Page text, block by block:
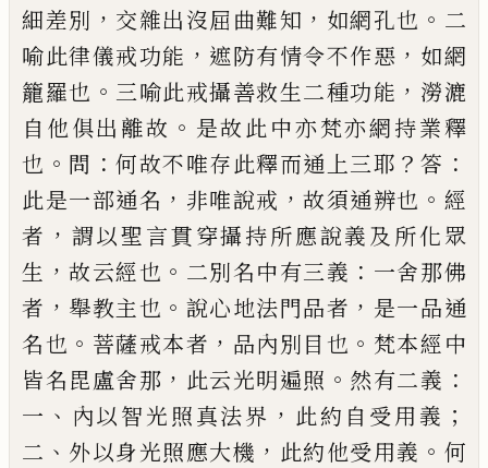
細差別 ， 交雜出沒屈曲難知 ， 如網孔也 。 二
喻此律儀戒功能 ， 遮防有情令不作惡 ， 如網
籠羅也 。 三喻此戒攝善救生二種功能 ， 澇漉
自他俱出離故 。 是故此中亦梵亦網持業釋
也 。 問 ：何故不唯存此釋而通上三耶 ？答 ：
此是一部通名 ， 非唯說戒 ，故須通辨也 。 經
者 ， 謂以聖言貫穿攝持所應說義及所化眾
生 ，故云經也 。 二別名中有三義 ： 一舍那佛
者 ， 舉教主也 。 說心地法門品者 ， 是一品通
名也 。 菩薩戒本者 ， 品內別目也 。 梵本經中
皆名毘盧舍那 ， 此云光明遍照 。 然有二義 ：
一 、 內以智光照真法界 ， 此約自受用義 ；
二 、 外以身光照應大機 ， 此約他受用義 。 何